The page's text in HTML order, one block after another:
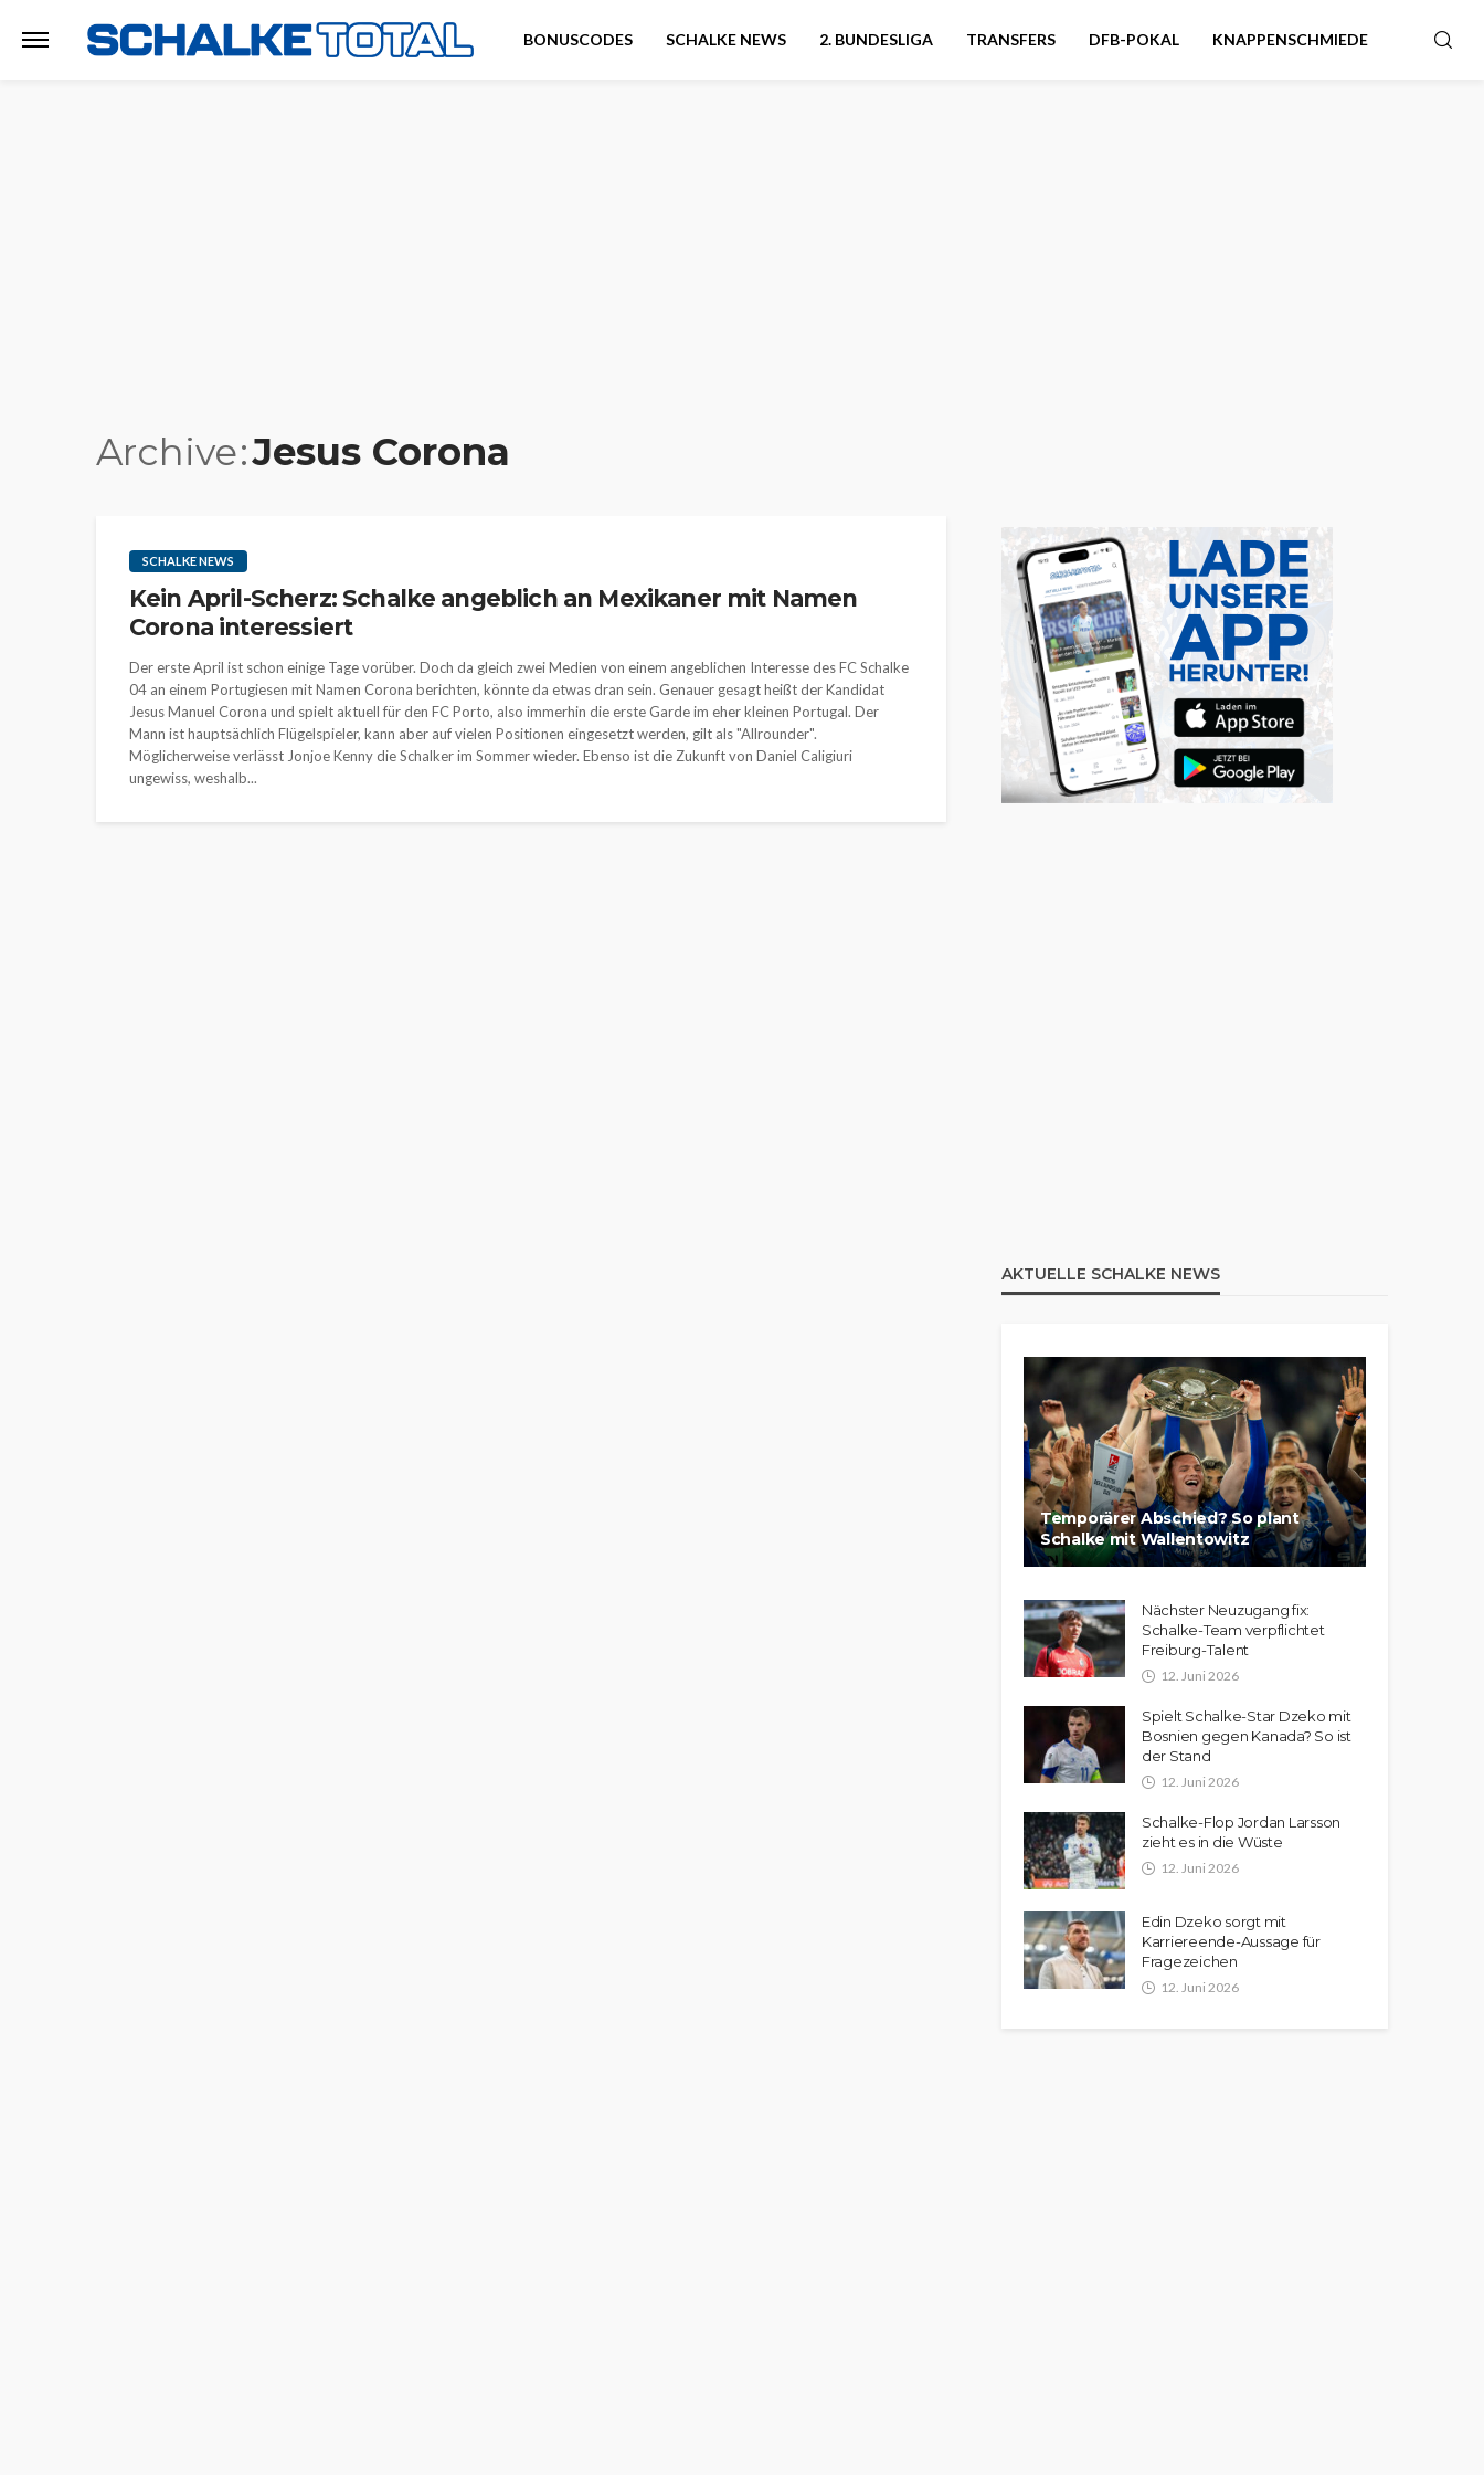
BONUSCODES SCHALKE NEWS 2. BUNDESLIGA TRANSFERS DFB-POKAL KNAPPENSCHMIEDE
Archive Jesus Corona
SCHALKE NEWS
Kein April-Scherz: Schalke angeblich an Mexikaner mit Namen
Corona interessiert
Der erste April ist schon einige Tage vorüber. Doch da gleich zwei Medien von einem angeblichen Interesse des FC Schalke
04 an einem Portugiesen mit Namen Corona berichten, könnte da etwas dran sein. Genauer gesagt heißt der Kandidat
Jesus Manuel Corona und spielt aktuell für den FC Porto, also immerhin die erste Garde im eher kleinen Portugal. Der
Mann ist hauptsächlich Flügelspieler, kann aber auf vielen Positionen eingesetzt werden, gilt als "Allrounder".
Möglicherweise verlässt Jonjoe Kenny die Schalker im Sommer wieder. Ebenso ist die Zukunft von Daniel Caligiuri
ungewiss, weshalb...
AKTUELLE SCHALKE NEWS
Temporärer Abschied? So plant
Schalke mit Wallentowitz
Nächster Neuzugang fix:
Schalke-Team verpflichtet
Freiburg-Talent
12. Juni 2026
Spielt Schalke-Star Dzeko mit
Bosnien gegen Kanada? So ist
der Stand
12. Juni 2026
Schalke-Flop Jordan Larsson
zieht es in die Wüste
12. Juni 2026
Edin Dzeko sorgt mit
Karriereende-Aussage für
Fragezeichen
12. Juni 2026